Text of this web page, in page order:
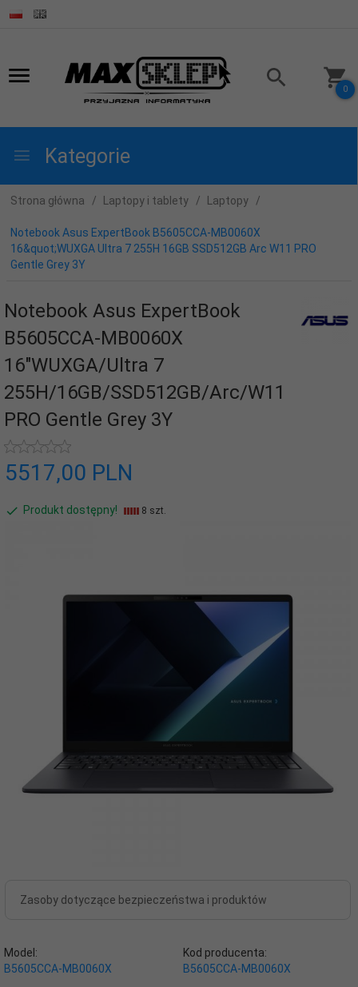
0
Kategorie
Strona główna Laptopy i tablety Laptopy
Notebook Asus ExpertBook B5605CCA-MB0060X
16&quot;WUXGA Ultra 7 255H 16GB SSD512GB Arc W11 PRO
Gentle Grey 3Y
Notebook Asus ExpertBook
B5605CCA-MB0060X
16"WUXGA/Ultra 7
255H/16GB/SSD512GB/Arc/W11
PRO Gentle Grey 3Y
5517,00 PLN
Produkt dostępny! 8 szt.
Zasoby dotyczące bezpieczeństwa i produktów
Model:
B5605CCA-MB0060X
Kod producenta:
B5605CCA-MB0060X